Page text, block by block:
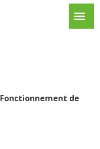
Fonctionnement de